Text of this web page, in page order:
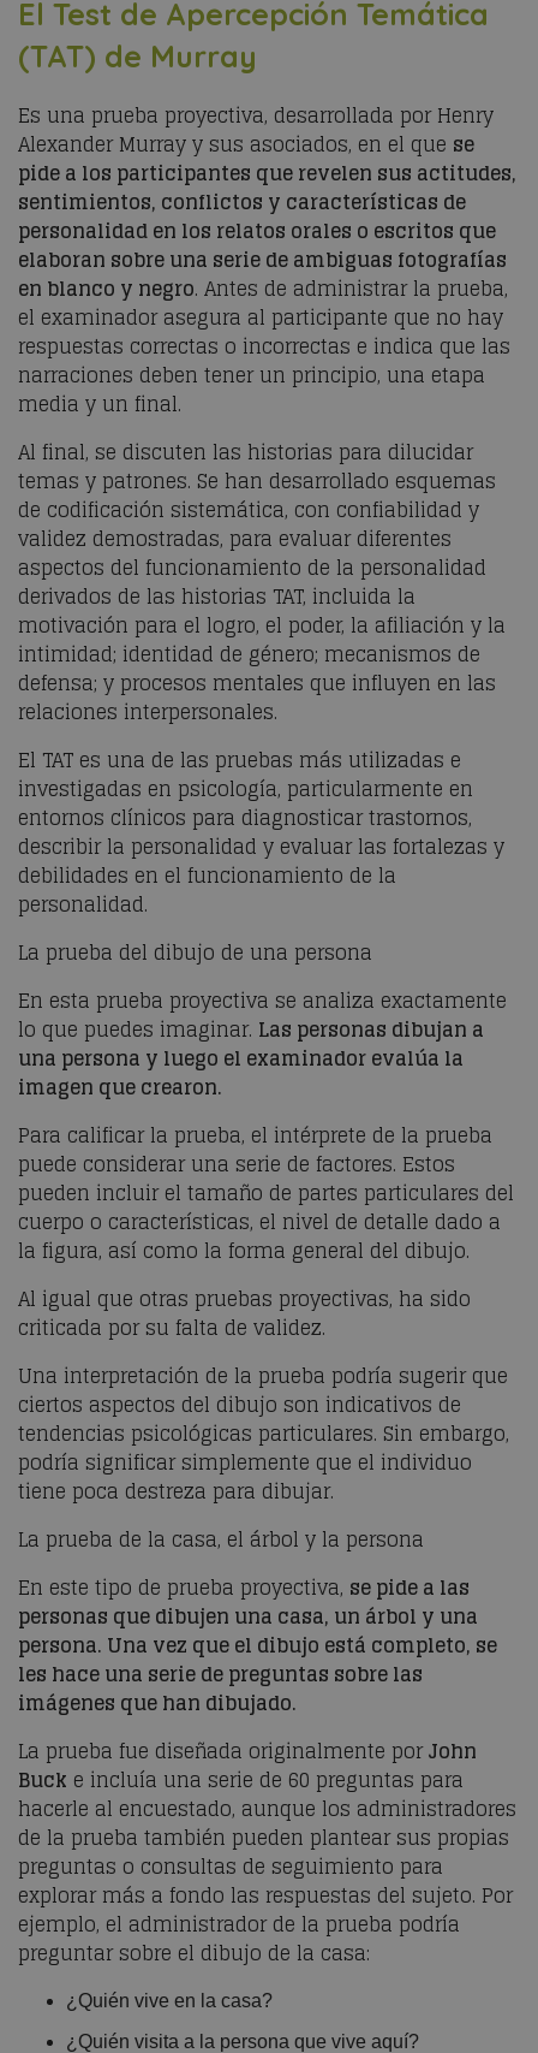
El Test de Apercepción Temática
(TAT) de Murray
Es una prueba proyectiva, desarrollada por Henry
Alexander Murray y sus asociados, en el que se
pide a los participantes que revelen sus actitudes,
sentimientos, conflictos y características de
personalidad en los relatos orales o escritos que
elaboran sobre una serie de ambiguas fotografías
en blanco y negro. Antes de administrar la prueba,
el examinador asegura al participante que no hay
respuestas correctas o incorrectas e indica que las
narraciones deben tener un principio, una etapa
media y un final.
Al final, se discuten las historias para dilucidar
temas y patrones. Se han desarrollado esquemas
de codificación sistemática, con confiabilidad y
validez demostradas, para evaluar diferentes
aspectos del funcionamiento de la personalidad
derivados de las historias TAT, incluida la
motivación para el logro, el poder, la afiliación y la
intimidad; identidad de género; mecanismos de
defensa; y procesos mentales que influyen en las
relaciones interpersonales.
El TAT es una de las pruebas más utilizadas e
investigadas en psicología, particularmente en
entornos clínicos para diagnosticar trastornos,
describir la personalidad y evaluar las fortalezas y
debilidades en el funcionamiento de la
personalidad.
La prueba del dibujo de una persona
En esta prueba proyectiva se analiza exactamente
lo que puedes imaginar. Las personas dibujan a
una persona y luego el examinador evalúa la
imagen que crearon.
Para calificar la prueba, el intérprete de la prueba
puede considerar una serie de factores. Estos
pueden incluir el tamaño de partes particulares del
cuerpo o características, el nivel de detalle dado a
la figura, así como la forma general del dibujo.
Al igual que otras pruebas proyectivas, ha sido
criticada por su falta de validez.
Una interpretación de la prueba podría sugerir que
ciertos aspectos del dibujo son indicativos de
tendencias psicológicas particulares. Sin embargo,
podría significar simplemente que el individuo
tiene poca destreza para dibujar.
La prueba de la casa, el árbol y la persona
En este tipo de prueba proyectiva, se pide a las
personas que dibujen una casa, un árbol y una
persona. Una vez que el dibujo está completo, se
les hace una serie de preguntas sobre las
imágenes que han dibujado.
La prueba fue diseñada originalmente porJohn
Buck e incluía una serie de 60 preguntas para
hacerle al encuestado, aunque los administradores
de la prueba también pueden plantear sus propias
preguntas o consultas de seguimiento para
explorar más a fondo las respuestas del sujeto. Por
ejemplo, el administrador de la prueba podría
preguntar sobre el dibujo de la casa:
¿Quién vive en la casa?
¿Quién visita a la persona que vive aquí?